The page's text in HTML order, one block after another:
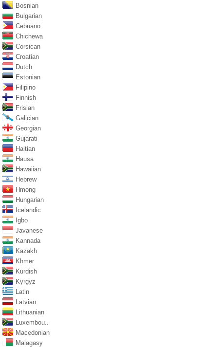
Bosnian
Bulgarian
Cebuano
Chichewa
Corsican
Croatian
Dutch
Estonian
Filipino
Finnish
Frisian
Galician
Georgian
Gujarati
Haitian
Hausa
Hawaiian
Hebrew
Hmong
Hungarian
Icelandic
Igbo
Javanese
Kannada
Kazakh
Khmer
Kurdish
Kyrgyz
Latin
Latvian
Lithuanian
Luxembou..
Macedonian
Malagasy